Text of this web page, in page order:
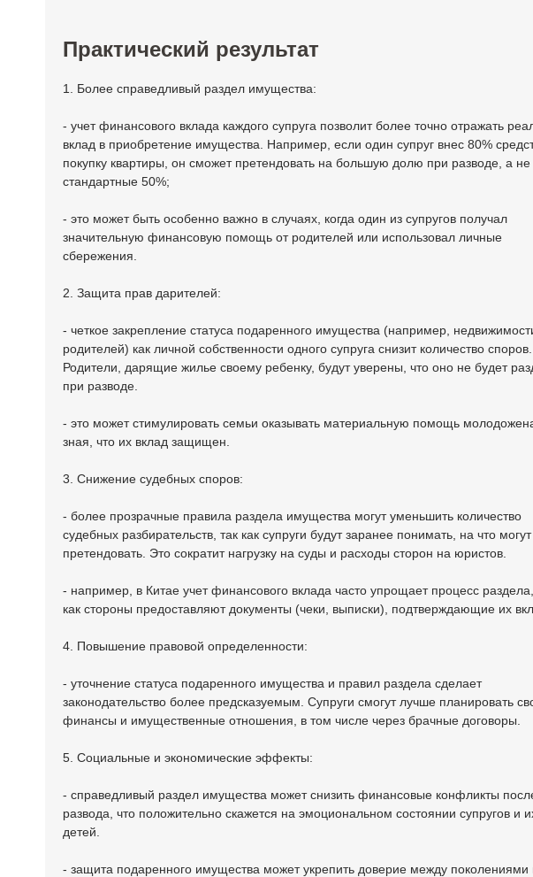
Практический результат
1. Более справедливый раздел имущества:
- учет финансового вклада каждого супруга позволит более точно отражать
вклад в приобретение имущества. Например, если один супруг внес 80%
покупку квартиры, он сможет претендовать на большую долю при разводе, а не
стандартные 50%;
- это может быть особенно важно в случаях, когда один из супругов получал
значительную финансовую помощь от родителей или использовал личные
сбережения.
2. Защита прав дарителей:
- четкое закрепление статуса подаренного имущества (например,
родителей) как личной собственности одного супруга снизит количество споров.
Родители, дарящие жилье своему ребенку, будут уверены, что оно не будет
при разводе.
- это может стимулировать семьи оказывать материальную помощь
зная, что их вклад защищен.
3. Снижение судебных споров:
- более прозрачные правила раздела имущества могут уменьшить количество
судебных разбирательств, так как супруги будут заранее понимать, на что могут
претендовать. Это сократит нагрузку на суды и расходы сторон на юристов.
- например, в Китае учет финансового вклада часто упрощает процесс
как стороны предоставляют документы (чеки, выписки), подтверждающие их
4. Повышение правовой определенности:
- уточнение статуса подаренного имущества и правил раздела сделает
законодательство более предсказуемым. Супруги смогут лучше планировать
финансы и имущественные отношения, в том числе через брачные договоры.
5. Социальные и экономические эффекты:
- справедливый раздел имущества может снизить финансовые конфликты
развода, что положительно скажется на эмоциональном состоянии супругов и
детей.
- защита подаренного имущества может укрепить доверие между поколениями